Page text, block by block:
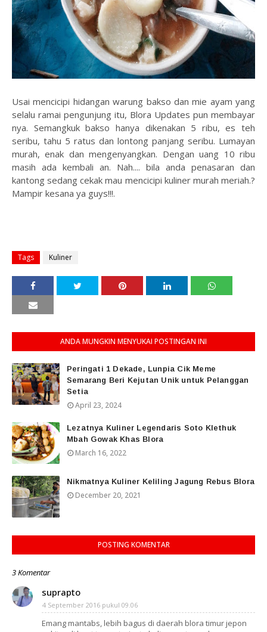
Usai mencicipi hidangan warung bakso dan mie ayam yang
selalu ramai pengunjung itu, Blora Updates pun membayar
nya. Semangkuk bakso hanya dikenakan 5 ribu, es teh
seribu, tahu 5 ratus dan lontong panjang seribu. Lumayan
murah, enak dan mengenyangkan. Dengan uang 10 ribu
masih ada kembali an. Nah.... bila anda penasaran dan
kantong sedang cekak mau mencicipi kuliner murah meriah.?
Mampir kesana ya guys!!!.
Tags Kuliner
ANDA MUNGKIN MENYUKAI POSTINGAN INI
Peringati 1 Dekade, Lunpia Cik Meme
Semarang Beri Kejutan Unik untuk Pelanggan
Setia
April 23, 2024
Lezatnya Kuliner Legendaris Soto Klethuk
Mbah Gowak Khas Blora
March 16, 2022
Nikmatnya Kuliner Keliling Jagung Rebus Blora
December 20, 2021
POSTING KOMENTAR
3 Komentar
suprapto
4 September 2016 pukul 09.06
Emang mantabs, lebih bagus di daerah blora timur jepon